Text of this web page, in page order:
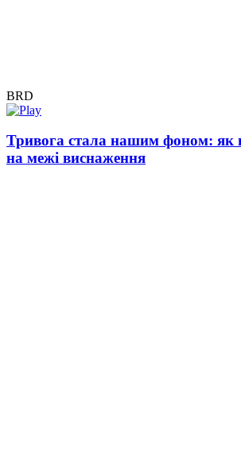
BRD
Тривога стала нашим фоном: як
на межі виснаження